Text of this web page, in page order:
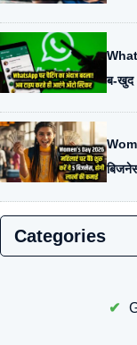
ब-खुद
Categories